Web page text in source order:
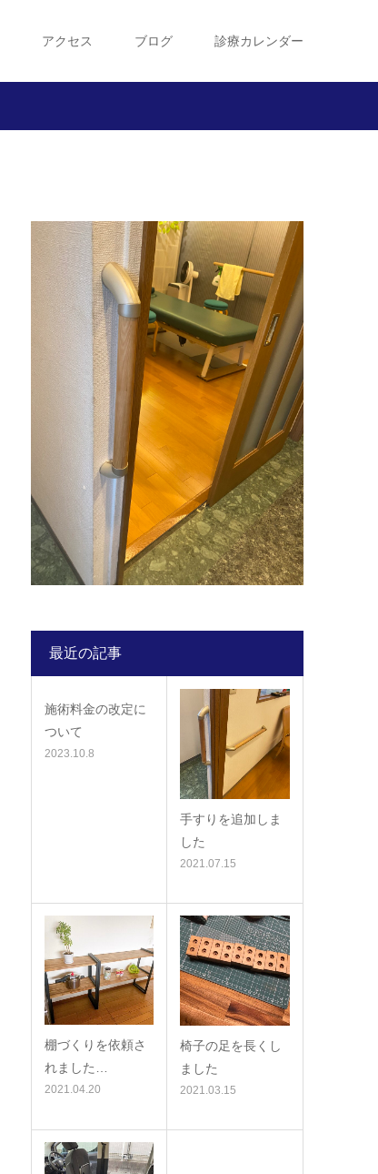
アクセス ブログ 診療カレンダー
最近の記事
施術料金の改定に
ついて
2023.10.8
手すりを追加しま
した
2021.07.15
棚づくりを依頼さ
れました…
2021.04.20
椅子の足を長くし
ました
2021.03.15